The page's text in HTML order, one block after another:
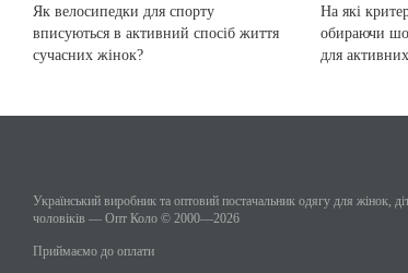
Як велосипедки для спорту
вписуються в активний спосіб життя
сучасних жінок?
На які
обираючи
для
Український виробник та оптовий постачальник одягу для жінок,
чоловіків — Опт Коло © 2000—2026
Приймаємо до оплати